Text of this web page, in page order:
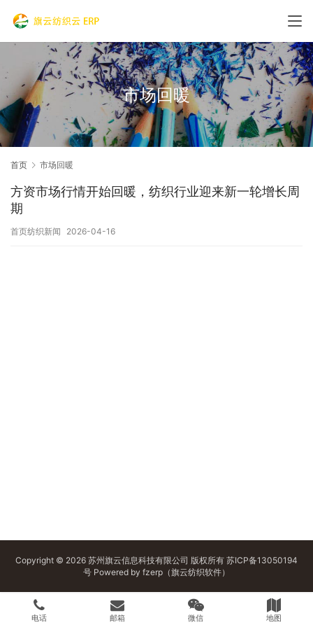
市场回暖
首页 市场回暖
方资市场行情开始回暖，纺织行业迎来新一轮增长周
期
首页纺织新闻 2026-04-16
Copyright © 2026 苏州旗云信息科技有限公司 版权所有 苏ICP备13050194
号 Powered by fzerp（旗云纺织软件）
电话 邮箱 微信 地图